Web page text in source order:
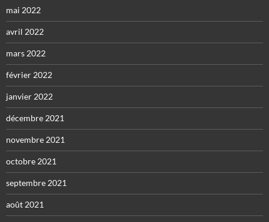
mai 2022
avril 2022
mars 2022
février 2022
janvier 2022
décembre 2021
novembre 2021
octobre 2021
septembre 2021
août 2021